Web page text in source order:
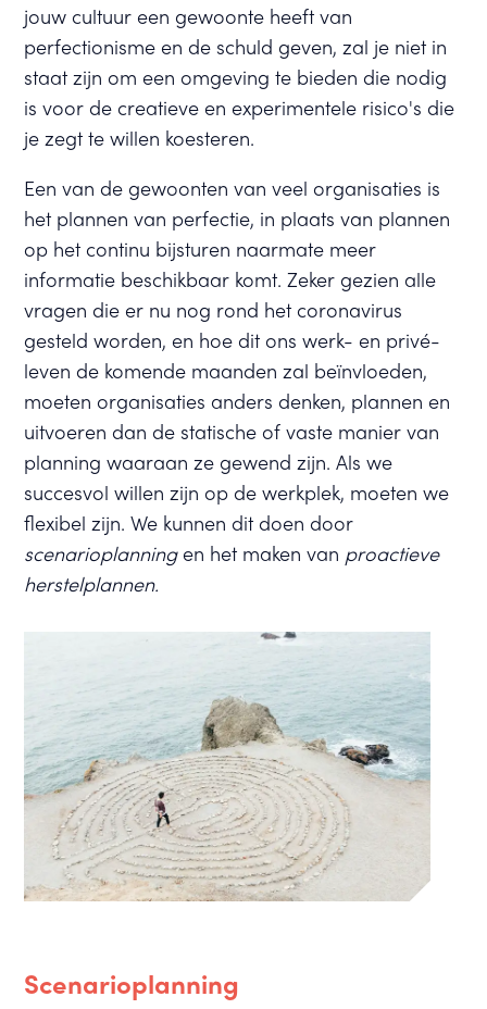
jouw cultuur een gewoonte heeft van
perfectionisme en de schuld geven, zal je niet in
staat zijn om een omgeving te bieden die nodig
is voor de creatieve en experimentele risico's die
je zegt te willen koesteren.
Een van de gewoonten van veel organisaties is
het plannen van perfectie, in plaats van plannen
op het continu bijsturen naarmate meer
informatie beschikbaar komt. Zeker gezien alle
vragen die er nu nog rond het coronavirus
gesteld worden, en hoe dit ons werk- en privé-
leven de komende maanden zal beïnvloeden,
moeten organisaties anders denken, plannen en
uitvoeren dan de statische of vaste manier van
planning waaraan ze gewend zijn. Als we
succesvol willen zijn op de werkplek, moeten we
flexibel zijn. We kunnen dit doen door
scenarioplanningen het maken van proactieve
herstelplannen.
Scenarioplanning